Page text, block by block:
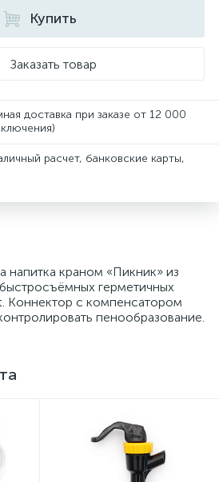
Купить
Заказать товар
доставка при заказе от 12 000
расчет, банковские карты,
напитка краном «Пикник» из
герметичных
Коннектор с компенсатором
пенообразование.